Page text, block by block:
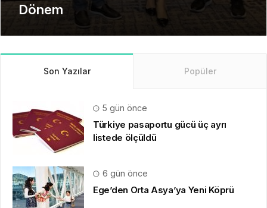
Manevi Yolculukta Yeni Dönem
Son Yazılar Popüler
5 gün önce
Türkiye pasaportu gücü üç ayrı
listede ölçüldü
6 gün önce
Ege’den Orta Asya’ya Yeni Köprü